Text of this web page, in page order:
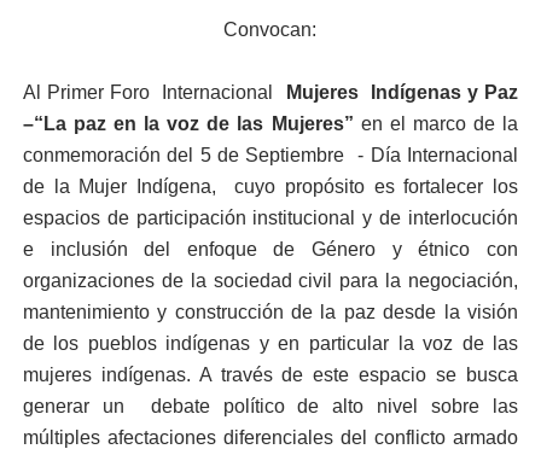
Convocan:
Al Primer Foro Internacional
Mujeres Indígenas y Paz
–“La paz en la voz de las Mujeres” en el marco de la
conmemoración del 5 de Septiembre - Día Internacional
de la Mujer Indígena, cuyo propósito es fortalecer los
espacios de participación institucional y de interlocución
e inclusión del enfoque de Género y étnico con
organizaciones de la sociedad civil para la negociación,
mantenimiento y construcción de la paz desde la visión
de los pueblos indígenas y en particular la voz de las
mujeres indígenas. A través de este espacio se busca
generar un debate político de alto nivel sobre las
múltiples afectaciones diferenciales del conflicto armado